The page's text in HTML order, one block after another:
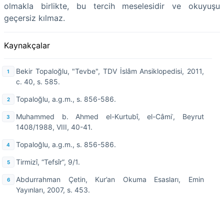
olmakla birlikte, bu tercih meselesidir ve okuyuşu
geçersiz kılmaz.
Kaynakçalar
Bekir Topaloğlu, "Tevbe", TDV İslâm Ansiklopedisi, 2011,
c. 40, s. 585.
Topaloğlu, a.g.m., s. 856-586.
Muhammed b. Ahmed el-Kurtubî, el-Câmiʿ, Beyrut
1408/1988, VIII, 40-41.
Topaloğlu, a.g.m., s. 856-586.
Tirmizî, “Tefsîr”, 9/1.
Abdurrahman Çetin, Kur’an Okuma Esasları, Emin
Yayınları, 2007, s. 453.